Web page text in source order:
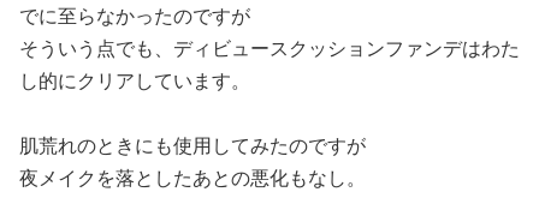
でに至らなかったのですが
そういう点でも、ディビュースクッションファンデはわた
し的にクリアしています。
肌荒れのときにも使用してみたのですが
夜メイクを落としたあとの悪化もなし。